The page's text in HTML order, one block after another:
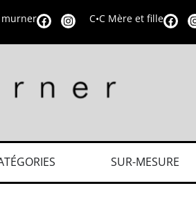
murner C•C Mère et fille
SUR-MESURE